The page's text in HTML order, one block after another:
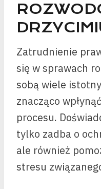
Zatrudnienie
się w sprawach
sobą wiele
znacząco
procesu.
tylko zadba o
ale również
stresu